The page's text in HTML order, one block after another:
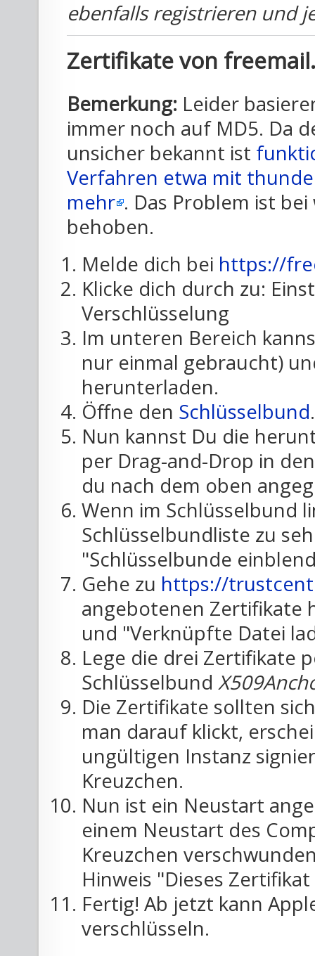
ebenfalls registrieren und
Zertifikate von
Bemerkung: Leider
immer noch auf MD5. Da
unsicher bekannt ist
Verfahren etwa mit
mehr . Das Problem ist
behoben.
Melde dich bei https://
Klicke dich durch zu:
Verschlüsselung
Im unteren Bereich
nur einmal gebraucht)
herunterladen.
Öffne den Schlüsselbund.
Nun kannst Du die
per Drag-and-Drop in
du nach dem oben
Wenn im Schlüsselbund
Schlüsselbundliste zu
"Schlüsselbunde
Gehe zu https://
angebotenen Zertifikate
und "Verknüpfte Datei
Lege die drei Zertifikate
Schlüsselbund
Die Zertifikate sollten
man darauf klickt,
ungültigen Instanz
Kreuzchen.
Nun ist ein Neustart
einem Neustart des
Kreuzchen
Hinweis "Dieses
Fertig! Ab jetzt kann
verschlüsseln.